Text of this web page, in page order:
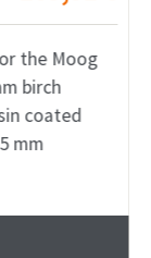
the Moog
birch
coated
mm